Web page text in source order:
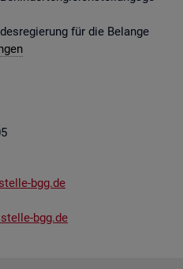
für die Be­lan­ge
​bgg.​de
​bgg.​de